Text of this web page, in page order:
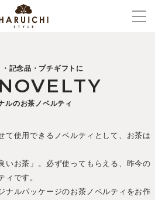
記念品・プチギフトに
ルのお茶ノベルティ
て使用できるノベルティとして、お茶は
いお茶」。必ず使ってもらえる、昨今の
ィです。
ナルパッケージのお茶ノベルティをお作